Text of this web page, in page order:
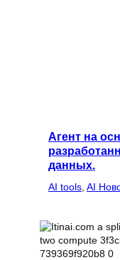
Агент на
данных.
AI tools AI